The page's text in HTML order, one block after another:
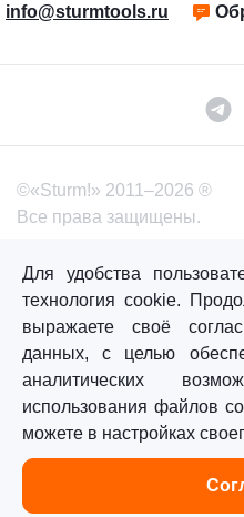
info@sturmtools.ru
©«Sturm!» 2011–2026 ®
Все права защищены.
Согласие на обработку
Для удобства
технология cookie.
выражаете своё
данных, с целью
аналитических
использования файлов
можете в настройках